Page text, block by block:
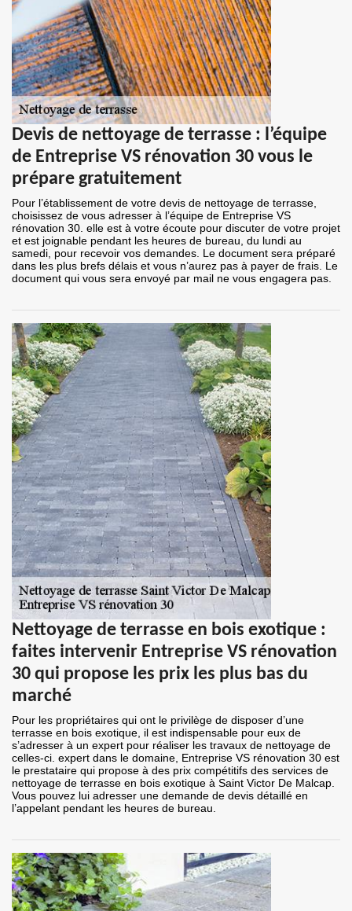
Devis de nettoyage de terrasse : l’équipe
de Entreprise VS rénovation 30 vous le
prépare gratuitement
Pour l’établissement de votre devis de nettoyage de terrasse,
choisissez de vous adresser à l’équipe de Entreprise VS
rénovation 30. elle est à votre écoute pour discuter de votre projet
et est joignable pendant les heures de bureau, du lundi au
samedi, pour recevoir vos demandes. Le document sera préparé
dans les plus brefs délais et vous n’aurez pas à payer de frais. Le
document qui vous sera envoyé par mail ne vous engagera pas.
Nettoyage de terrasse en bois exotique :
faites intervenir Entreprise VS rénovation
30 qui propose les prix les plus bas du
marché
Pour les propriétaires qui ont le privilège de disposer d’une
terrasse en bois exotique, il est indispensable pour eux de
s’adresser à un expert pour réaliser les travaux de nettoyage de
celles-ci. expert dans le domaine, Entreprise VS rénovation 30 est
le prestataire qui propose à des prix compétitifs des services de
nettoyage de terrasse en bois exotique à Saint Victor De Malcap.
Vous pouvez lui adresser une demande de devis détaillé en
l’appelant pendant les heures de bureau.